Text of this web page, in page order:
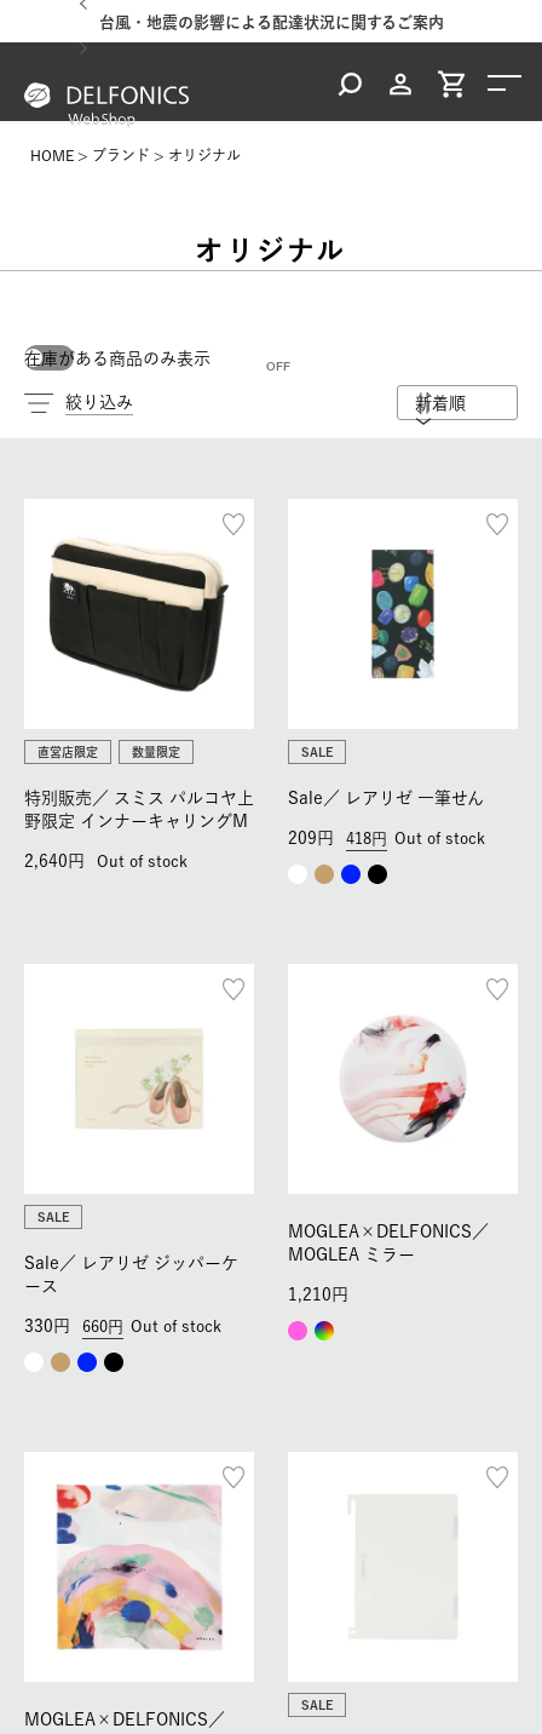
台風・地震の影響による配達状況に関するご案内
HOME ブランド オリジナル
オリジナル
在庫がある商品のみ表示
絞り込み 新着順
直営店限定 数量限定
特別販売／ スミス パルコヤ上
野限定 インナーキャリングM
2,640 Out of stock
SALE
Sale／ レアリゼ 一筆せん
418
209 Out of stock
SALE
Sale／
レアリゼ ジッパーケ
ース
660
330 Out of stock
MOGLEA×DELFONICS／
MOGLEA ミラー
1,210
MOGLEA×DELFONICS／
SALE